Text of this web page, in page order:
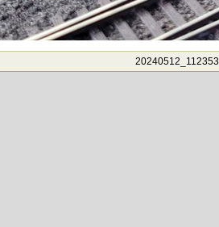
20240512_112353